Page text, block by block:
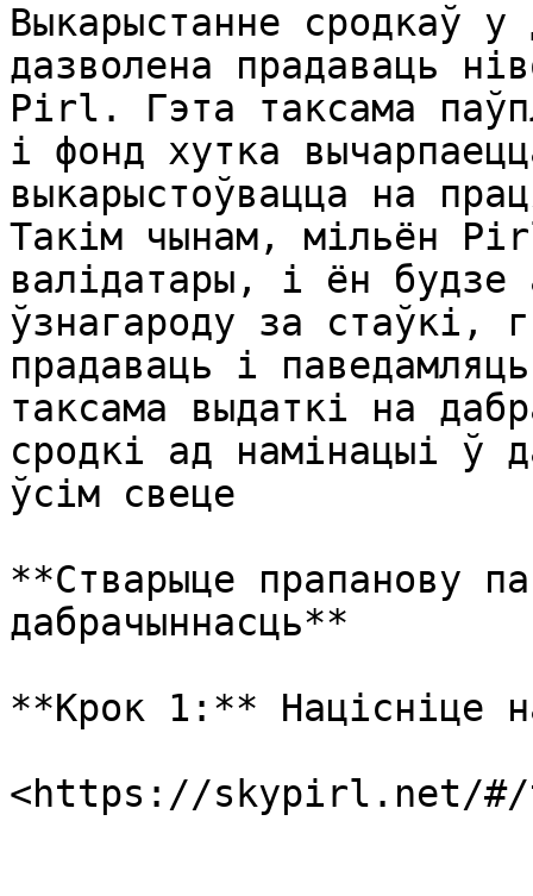
Выкарыстанне сродкаў
дазволена прадаваць
Pirl. Гэта таксама
і фонд хутка
выкарыстоўвацца на
Такім чынам, мільён
валідатары, і ён будзе
ўзнагароду за стаўкі,
прадаваць і
таксама выдаткі на
сродкі ад намінацыі ў
ўсім свеце
**Стварыце прапанову
дабрачыннасць**
**Крок 1:** Націсніце
​​<https://skypirl.net/#/